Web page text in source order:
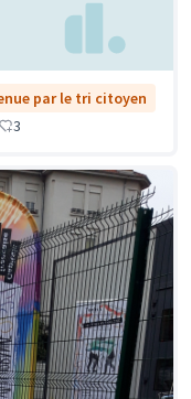
par le tri citoyen
3